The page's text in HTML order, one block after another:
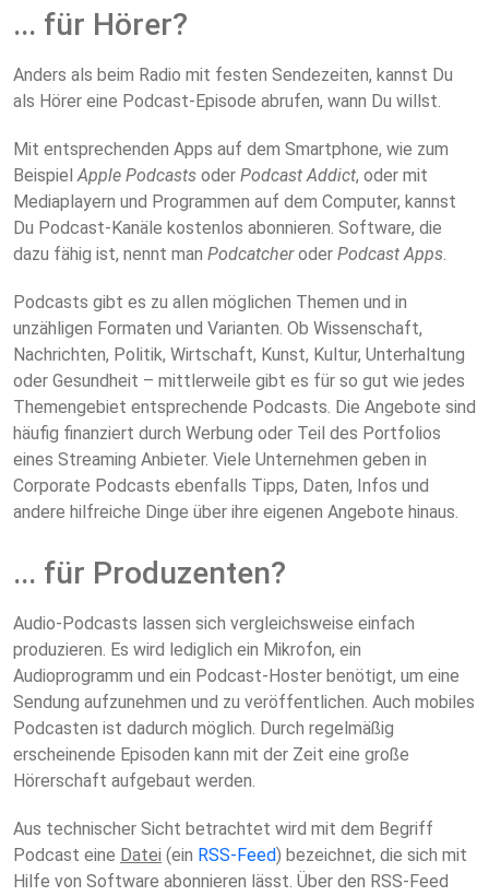
... für Hörer?
Anders als beim Radio mit festen Sendezeiten, kannst Du
als Hörer eine Podcast-Episode abrufen, wann Du willst.
Mit entsprechenden Apps auf dem Smartphone, wie zum
BeispielApple Podcasts oder Podcast Addict, oder mit
Mediaplayern und Programmen auf dem Computer, kannst
Du Podcast-Kanäle kostenlos abonnieren. Software, die
dazu fähig ist, nennt man Podcatcheroder Podcast Apps.
Podcasts gibt es zu allen möglichen Themen und in
unzähligen Formaten und Varianten. Ob Wissenschaft,
Nachrichten, Politik, Wirtschaft, Kunst, Kultur, Unterhaltung
oder Gesundheit – mittlerweile gibt es für so gut wie jedes
Themengebiet entsprechende Podcasts. Die Angebote sind
häufig finanziert durch Werbung oder Teil des Portfolios
eines Streaming Anbieter. Viele Unternehmen geben in
Corporate Podcasts ebenfalls Tipps, Daten, Infos und
andere hilfreiche Dinge über ihre eigenen Angebote hinaus.
... für Produzenten?
Audio-Podcasts lassen sich vergleichsweise einfach
produzieren. Es wird lediglich ein Mikrofon, ein
Audioprogramm und ein Podcast-Hoster benötigt, um eine
Sendung aufzunehmen und zu veröffentlichen. Auch mobiles
Podcasten ist dadurch möglich. Durch regelmäßig
erscheinende Episoden kann mit der Zeit eine große
Hörerschaft aufgebaut werden.
Aus technischer Sicht betrachtet wird mit dem Begriff
Podcast eine Datei (ein RSS-Feed) bezeichnet, die sich mit
Hilfe von Software abonnieren lässt. Über den RSS-Feed